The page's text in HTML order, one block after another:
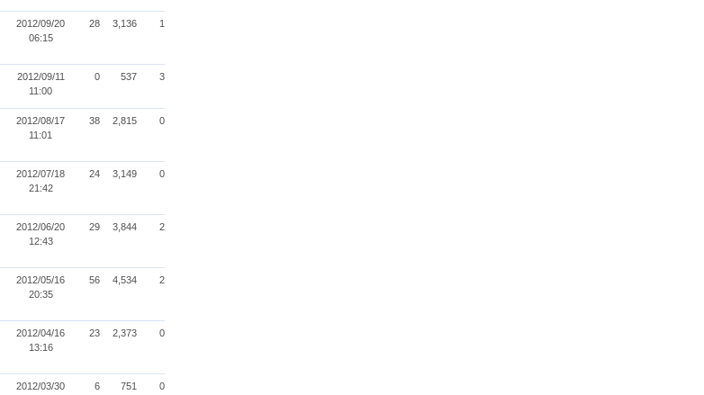
2012/09/20
06:15
28 3,136 1
2012/09/11
11:00
0 537 3
2012/08/17
11:01
38 2,815 0
2012/07/18
21:42
24 3,149 0
2012/06/20
12:43
29 3,844 2
2012/05/16
20:35
56 4,534 2
2012/04/16
13:16
23 2,373 0
2012/03/30 6 751 0